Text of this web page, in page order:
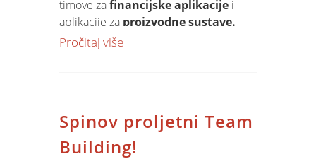
kroz pet grupa procesa – pokretanje,
planiranje, izvršavanje, kontrolu i
nadzor te zatvaranje projekta.
timove zafinancijske aplikacije i
aplikacije za proizvodne sustave.
Postupkom selekcije iz velikog broja
implementacije i podrške Jupiter
Software sustava.
Pročitaj više
Spinov proljetni Team
Building!